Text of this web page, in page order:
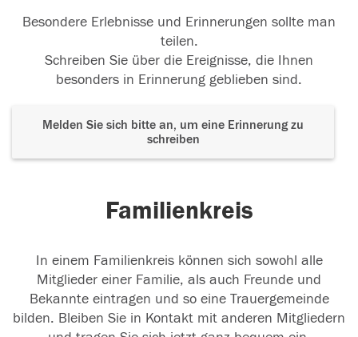
Besondere Erlebnisse und Erinnerungen sollte man
teilen.
Schreiben Sie über die Ereignisse, die Ihnen
besonders in Erinnerung geblieben sind.
Melden Sie sich bitte an, um eine Erinnerung zu
schreiben
Familienkreis
In einem Familienkreis können sich sowohl alle
Mitglieder einer Familie, als auch Freunde und
Bekannte eintragen und so eine Trauergemeinde
bilden. Bleiben Sie in Kontakt mit anderen Mitgliedern